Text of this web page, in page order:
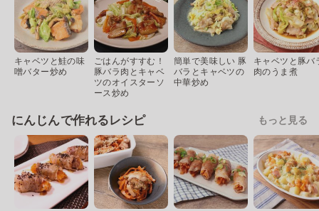
キャベツと鮭の味
噌バター炒め
ごはんがすすむ！
豚バラ肉とキャベ
ツのオイスターソ
ース炒め
簡単で美味しい 豚
バラとキャベツの
中華炒め
キャベツと豚バ
肉のうま煮
にんじんで作れるレシピ もっと見る